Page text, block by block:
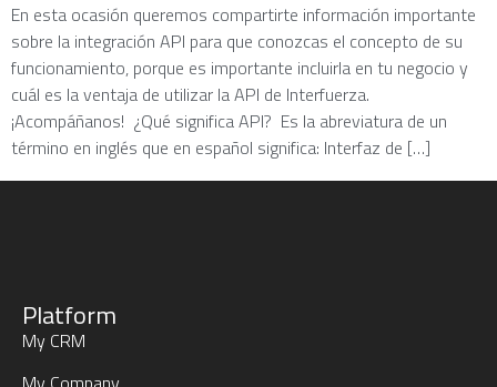
En esta ocasión queremos compartirte información importante
sobre la integración API para que conozcas el concepto de su
funcionamiento, porque es importante incluirla en tu negocio y
cuál es la ventaja de utilizar la API de Interfuerza.
¡Acompáñanos! ¿Qué significa API? Es la abreviatura de un
término en inglés que en español significa: Interfaz de […]
Platform
My CRM